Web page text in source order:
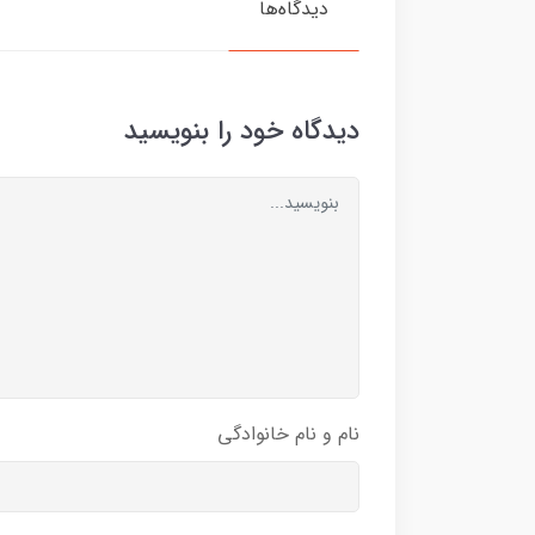
دیدگاه‌ها
دیدگاه خود را بنویسید
نام و نام خانوادگی